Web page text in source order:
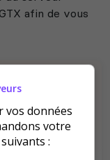
afin de vous
vos données
votre
: